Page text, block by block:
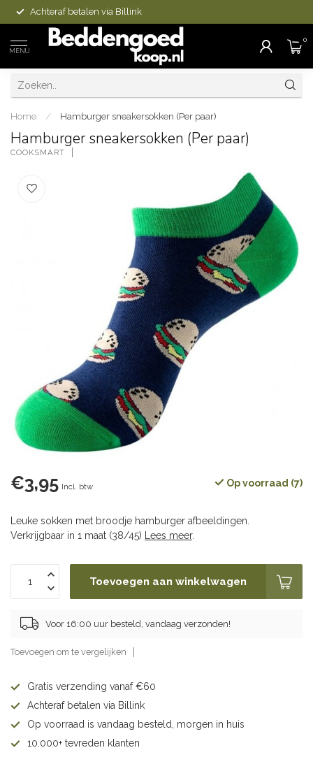
Achteraf betalen via Billink
MENU
0
Home / Hamburger sneakersokken (Per paar)
Hamburger sneakersokken (Per paar)
COOKSMART
€3,95 Incl. btw Op voorraad (7)
Leuke sokken met broodje hamburger afbeeldingen.
Verkrijgbaar in 1 maat (38/45)
Lees meer.
Toevoegen aan winkelwagen
Voor 16:00 uur besteld, vandaag verzonden!
Toevoegen om te vergelijken
Gratis verzending vanaf €60
Achteraf betalen via Billink
Op voorraad is vandaag besteld, morgen in huis
10.000+ tevreden klanten